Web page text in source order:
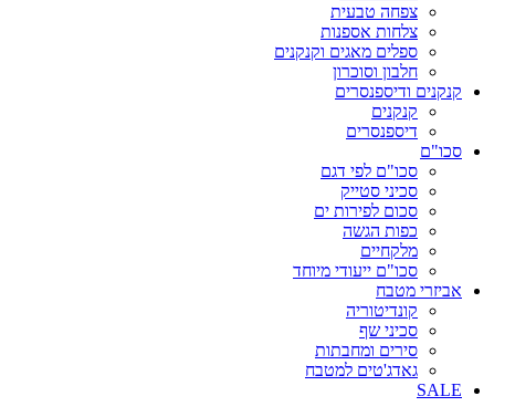
צפחה טבעית
צלחות אספנות
ספלים מאגים וקנקנים
חלבון וסוכרון
קנקנים ודיספנסרים
קנקנים
דיספנסרים
סכו"ם
סכו"ם לפי דגם
סכיני סטייק
סכום לפירות ים
כפות הגשה
מלקחיים
סכו"ם ייעודי מיוחד
אביזרי מטבח
קונדיטוריה
סכיני שף
סירים ומחבתות
גאדג'טים למטבח
SALE